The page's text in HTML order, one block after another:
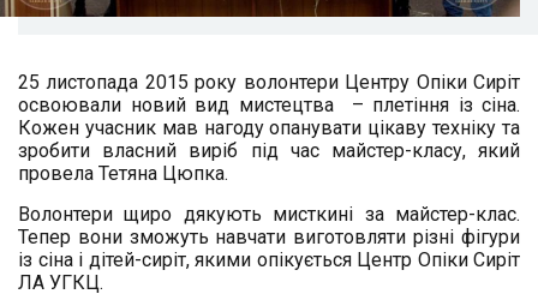
25 листопада 2015 року волонтери Центру Опіки Сиріт
освоювали новий вид мистецтва – плетіння із сіна.
Кожен учасник мав нагоду опанувати цікаву техніку та
зробити власний виріб під час майстер-класу, який
провела Тетяна Цюпка.
Волонтери щиро дякують мисткині за майстер-клас.
Тепер вони зможуть навчати виготовляти різні фігури
із сіна і дітей-сиріт, якими опікується Центр Опіки Сиріт
ЛА УГКЦ.